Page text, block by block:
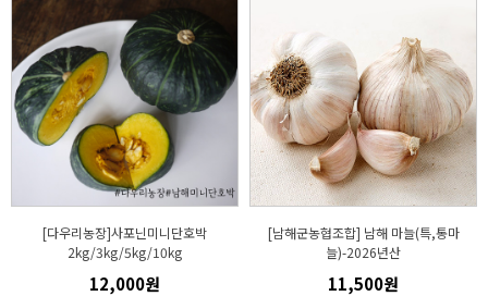
수산물
가공품
[다우리농장]사포닌미니단호박
2kg/3kg/5kg/10kg
12,000원
[남해군농협조합] 남해 마늘(특,통마
늘)-2026년산
11,500원